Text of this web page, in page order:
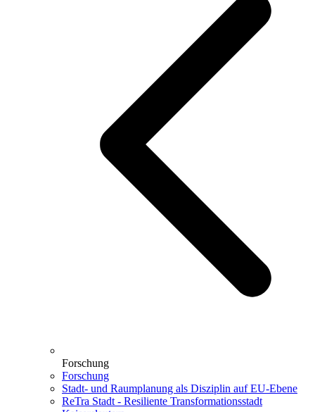
Forschung
Forschung
Stadt- und Raumplanung als Disziplin auf EU-Ebene
ReTra Stadt - Resiliente Transformationsstadt